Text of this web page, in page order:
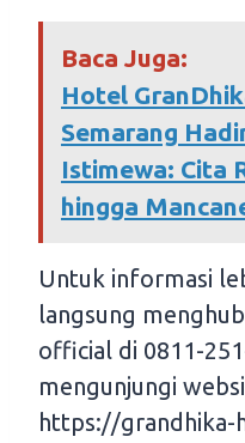
Baca Juga:
Hotel
Semarang
Istimewa: Cita
hingga
Untuk informasi
langsung
official di 0811-
mengunjungi
https://grandhika-